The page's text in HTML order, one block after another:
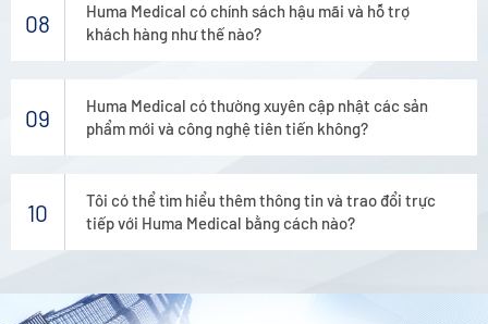
08
Huma Medical có chính sách hậu mãi và hỗ trợ
khách hàng như thế nào?
09
Huma Medical có thường xuyên cập nhật các sản
phẩm mới và công nghệ tiên tiến không?
10
Tôi có thể tìm hiểu thêm thông tin và trao đổi trực
tiếp với Huma Medical bằng cách nào?